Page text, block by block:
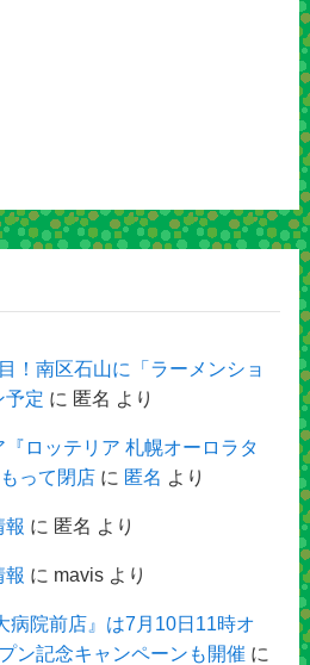
！南区石山に「ラーメンショ
予定 に 匿名 より
ロッテリア 札幌オーロラタ
って閉店に 匿名 より
報 に 匿名 より
報 に mavisより
病院前店』は7月10日11時オ
ン記念キャンペーンも開催 に